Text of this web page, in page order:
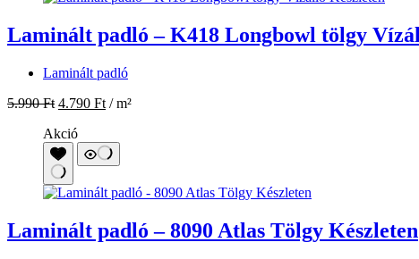
Laminált padló – K418 Longbowl tölgy
Laminált padló
5.990Ft 4.790 Ft / m²
Akció
Laminált padló – 8090 Atlas Tölgy Készleten